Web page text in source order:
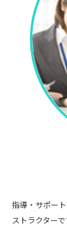
指導・サポー
ストラクターで